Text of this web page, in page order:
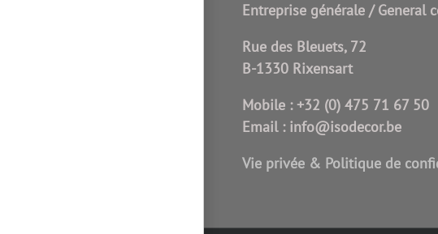
Entreprise générale / General
Rue des Bleuets, 72
B-1330 Rixensart
Mobile :+32 (0) 475 71 67 50
Email :info@isodecor.be
Vie privée & Politique de